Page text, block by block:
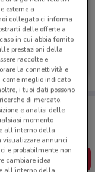
1.8 km
te!
vicino a te,
comodamente
esterne a
collegato ci informa
delle offerte a
in cui abbia fornito
prestazioni della
raccolte e
la connettività e
come meglio indicato
i tuoi dati possono
di mercato,
e analisi delle
momento
all'interno della
visualizzare annunci
e probabilmente non
cambiare idea